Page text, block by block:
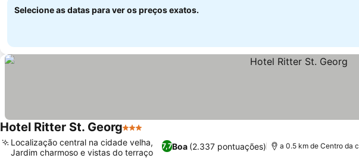
Selecione as datas para ver os preços exatos.
Hotel Ritter St. Georg3 Estrelas
7,7Boa (2.337 pontuações)
Localização central na cidade velha,
Jardim charmoso e vistas do terraço
a 0.5 km de Centro da